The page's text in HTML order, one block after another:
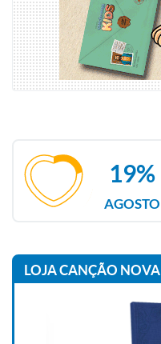
AGOSTO
19%
LOJA CANÇÃO NOVA